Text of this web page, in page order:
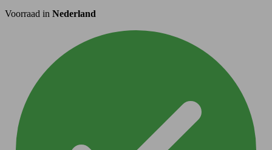
Voorraad in Nederland